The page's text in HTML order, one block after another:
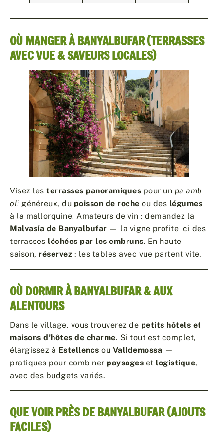
OÙ MANGER À BANYALBUFAR (TERRASSES
AVEC VUE & SAVEURS LOCALES)
Visez les terrasses panoramiques pour un pa amb
oli généreux, du poisson de roche ou des légumes
à la mallorquine. Amateurs de vin : demandez la
Malvasía de Banyalbufar — la vigne profite ici des
terrasses léchées par les embruns. En haute
saison, réservez : les tables avec vue partent vite.
OÙ DORMIR À BANYALBUFAR & AUX
ALENTOURS
Dans le village, vous trouverez de petits hôtels et
maisons d’hôtes de charme. Si tout est complet,
élargissez à Estellencs ou Valldemossa —
pratiques pour combiner paysages et logistique,
avec des budgets variés.
QUE VOIR PRÈS DE BANYALBUFAR (AJOUTS
FACILES)